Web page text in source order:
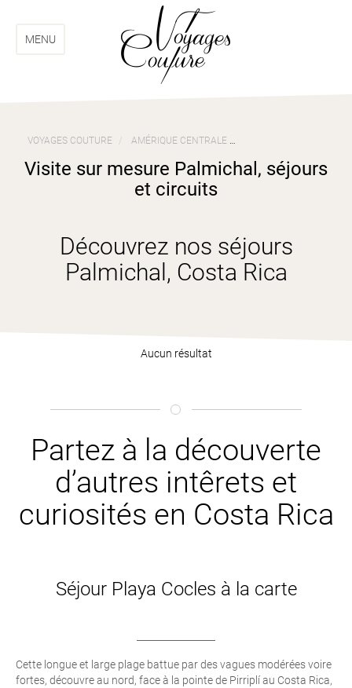
menu
contenuMENU
VOYAGES COUTURE AMÉRIQUE CENTRALE
Visite sur mesure Palmichal, séjours
et circuits
Découvrez nos séjours
Palmichal, Costa Rica
Aucun résultat
Partez à la découverte
d’autres intêrets et
curiosités en Costa Rica
Séjour Playa Cocles à la carte
Cette longue et large plage battue par des vagues modérées voire
fortes, découvre au nord, face à la pointe de Pirriplí au Costa Rica,